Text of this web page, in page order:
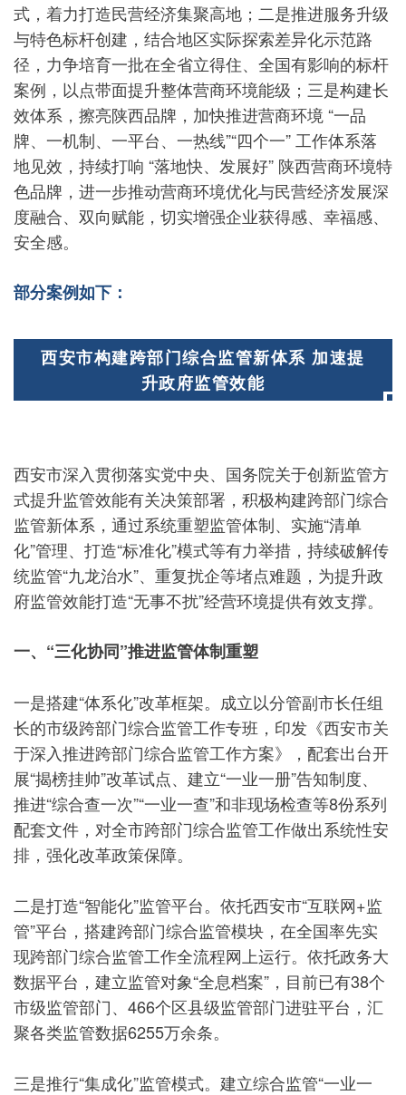
式，着力打造民营经济集聚高地；二是推进服务升级
与特色标杆创建，结合地区实际探索差异化示范路
径，力争培育一批在全省立得住、全国有影响的标杆
案例，以点带面提升整体营商环境能级；三是构建长
效体系，擦亮陕西品牌，加快推进营商环境 “一品
牌、一机制、一平台、一热线”“四个一” 工作体系落
地见效，持续打响 “落地快、发展好” 陕西营商环境特
色品牌，进一步推动营商环境优化与民营经济发展深
度融合、双向赋能，切实增强企业获得感、幸福感、
安全感。
部分案例如下：
西安市构建跨部门综合监管新体系 加速提
升政府监管效能
西安市深入贯彻落实党中央、国务院关于创新监管方
式提升监管效能有关决策部署，积极构建跨部门综合
监管新体系，通过系统重塑监管体制、实施“清单
化”管理、打造“标准化”模式等有力举措，持续破解传
统监管“九龙治水”、重复扰企等堵点难题，为提升政
府监管效能打造“无事不扰”经营环境提供有效支撑。
一、“三化协同”推进监管体制重塑
一是搭建“体系化”改革框架。成立以分管副市长任组
长的市级跨部门综合监管工作专班，印发《西安市关
于深入推进跨部门综合监管工作方案》，配套出台开
展“揭榜挂帅”改革试点、建立“一业一册”告知制度、
推进“综合查一次”“一业一查”和非现场检查等8份系列
配套文件，对全市跨部门综合监管工作做出系统性安
排，强化改革政策保障。
二是打造“智能化”监管平台。依托西安市“互联网+监
管”平台，搭建跨部门综合监管模块，在全国率先实
现跨部门综合监管工作全流程网上运行。依托政务大
数据平台，建立监管对象“全息档案”，目前已有38个
市级监管部门、466个区县级监管部门进驻平台，汇
聚各类监管数据6255万余条。
三是推行“集成化”监管模式。建立综合监管“一业一